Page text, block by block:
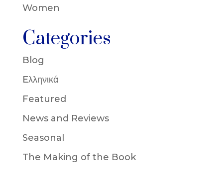
Women
Categories
Blog
Eλληνικά
Featured
News and Reviews
Seasonal
The Making of the Book